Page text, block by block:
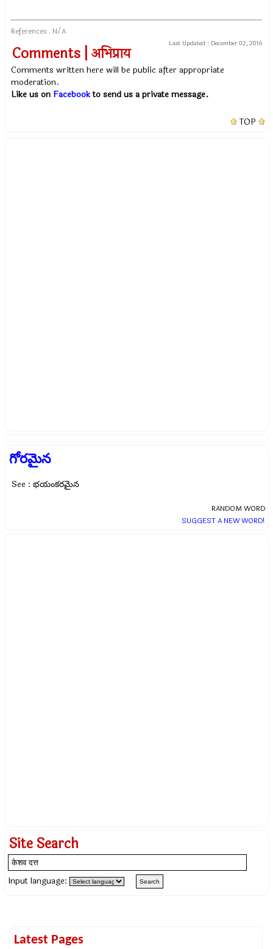
References : N/A
Last Updated : December 02, 2016
Comments | अभिप्राय
Comments written here will be public after appropriate
moderation.
Like us on Facebookto send us a private message.
TOP
గోరమైన
See : భయంకరమైన
RANDOM WORD
SUGGEST A NEW WORD!
Site Search
Input language:
Latest Pages